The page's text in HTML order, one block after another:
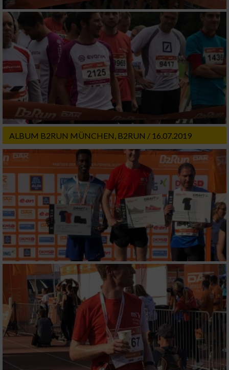
ALBUM B2RUN MÜNCHEN, B2RUN / 16.07.2019